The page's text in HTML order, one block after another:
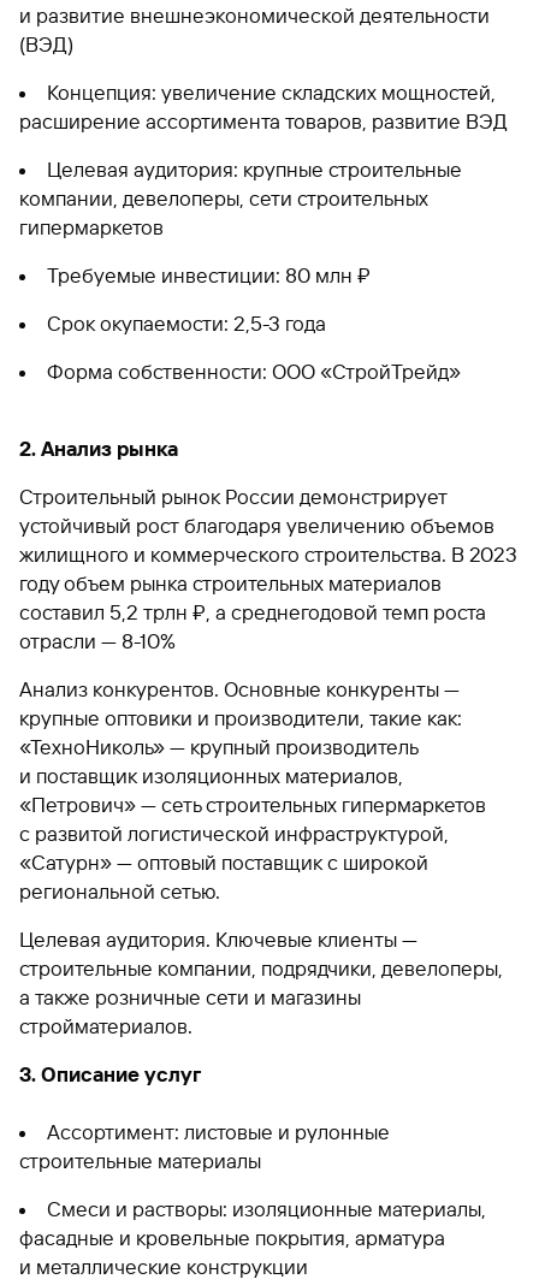
и развитие внешнеэкономической деятельности
(ВЭД)
Концепция: увеличение складских мощностей,
расширение ассортимента товаров, развитие ВЭД
Целевая аудитория: крупные строительные
компании, девелоперы, сети строительных
гипермаркетов
Требуемые инвестиции: 80 млн ₽
Срок окупаемости: 2,5-3 года
Форма собственности: ООО «СтройТрейд»
2. Анализ рынка
Строительный рынок России демонстрирует
устойчивый рост благодаря увеличению объемов
жилищного и коммерческого строительства. В 2023
году объем рынка строительных материалов
составил 5,2 трлн ₽, а среднегодовой темп роста
отрасли — 8-10%
Анализ конкурентов. Основные конкуренты —
крупные оптовики и производители, такие как:
«ТехноНиколь» — крупный производитель
и поставщик изоляционных материалов,
«Петрович» — сеть строительных гипермаркетов
с развитой логистической инфраструктурой,
«Сатурн» — оптовый поставщик с широкой
региональной сетью.
Целевая аудитория. Ключевые клиенты —
строительные компании, подрядчики, девелоперы,
а также розничные сети и магазины
стройматериалов.
3. Описание услуг
Ассортимент: листовые и рулонные
строительные материалы
Смеси и растворы: изоляционные материалы,
фасадные и кровельные покрытия, арматура
и металлические конструкции